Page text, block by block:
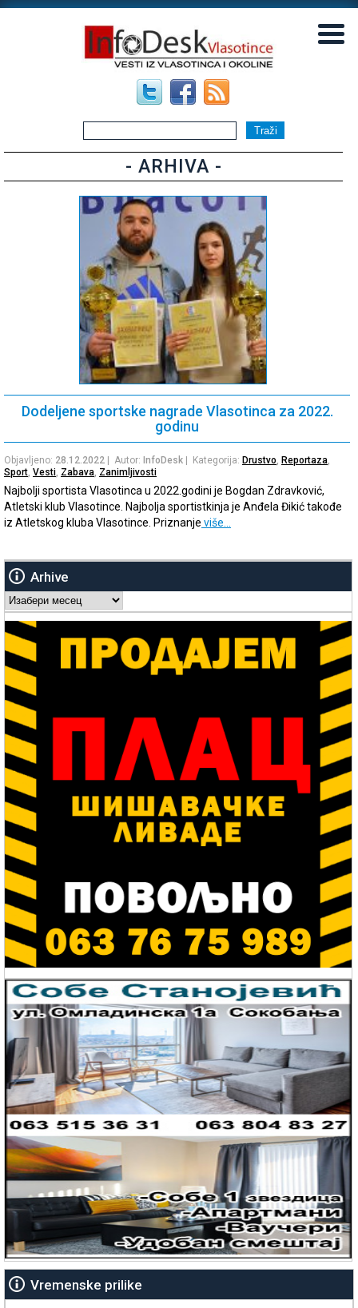
- ARHIVA -
Dodeljene sportske nagrade Vlasotinca za 2022.
godinu
Objavljeno: 28.12.2022 | Autor: InfoDesk | Kategorija: Drustvo, Reportaza,
Sport, Vesti, Zabava, Zanimljivosti
Najbolji sportista Vlasotinca u 2022.godini je Bogdan Zdravković,
Atletski klub Vlasotince. Najbolja sportistkinja je Anđela Đikić takođe
iz Atletskog kluba Vlasotince. Priznanje više…
Arhive
Arhive
Vremenske prilike